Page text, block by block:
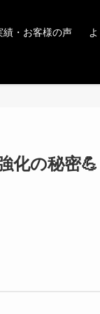
績・お客様の声
化の秘密💪